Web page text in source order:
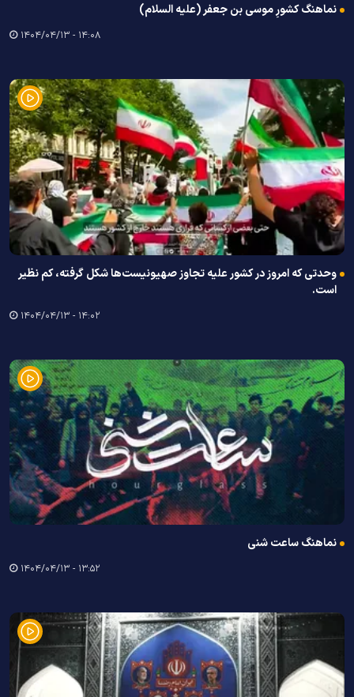
نماهنگ کشورِ موسی بن جعفر (علیه السلام)
۱۴:۰۸ - ۱۴۰۴/۰۴/۱۳
وحدتی که امروز در کشور علیه تجاوز صهیونیست‌ها شکل گرفته، کم نظیر
است.
۱۴:۰۲ - ۱۴۰۴/۰۴/۱۳
نماهنگ ساعت شنی
۱۳:۵۲ - ۱۴۰۴/۰۴/۱۳